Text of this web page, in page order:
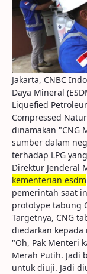
Jakarta, CNBC
Daya Mineral
Liquefied
Compressed
dinamakan "CNG
sumber dalam
terhadap LPG
Direktur Jenderal
kementerian esdm
pemerintah saat
prototype tabung
Targetnya, CNG
diedarkan kepada
"Oh, Pak Menteri
Merah Putih. Jadi
untuk diuji. Jadi